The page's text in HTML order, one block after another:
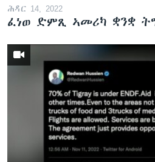
ሕዳር 14, 2022
ፈነወ ድምጺ ኣመሪካ ቋንቋ